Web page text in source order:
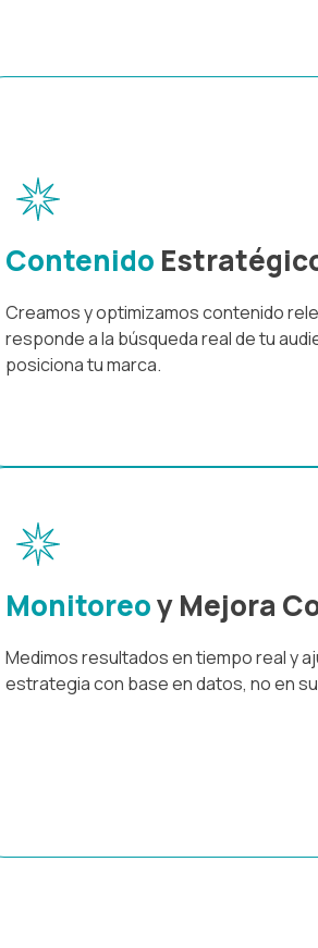
Contenido
Creamos y optimizamos contenido
responde a la búsqueda real de tu
posiciona tu marca.
Monitoreoy Mejora
Medimos resultados en tiempo real y
estrategia con base en datos, no en